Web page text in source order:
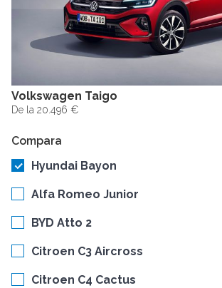
Volkswagen Taigo
De la 20.496 €
Compara
Hyundai Bayon
Alfa Romeo Junior
BYD Atto 2
Citroen C3 Aircross
Citroen C4 Cactus